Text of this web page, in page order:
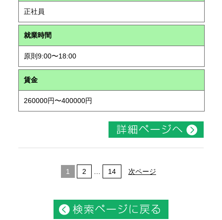
正社員
就業時間
原則9:00〜18:00
賃金
260000円〜400000円
1 2 14 次ページ